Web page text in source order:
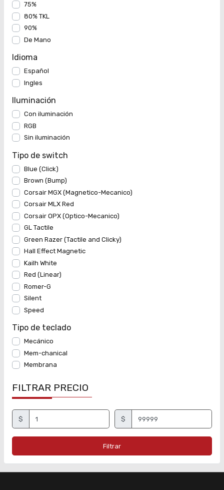
75%
80% TKL
90%
De Mano
Idioma
Español
Ingles
Iluminación
Con iluminación
RGB
Sin iluminación
Tipo de switch
Blue (Click)
Brown (Bump)
Corsair MGX (Magnetico-Mecanico)
Corsair MLX Red
Corsair OPX (Optico-Mecanico)
GL Tactile
Green Razer (Tactile and Clicky)
Hall Effect Magnetic
Kailh White
Red (Linear)
Romer-G
Silent
Speed
Tipo de teclado
Mecánico
Mem-chanical
Membrana
FILTRAR PRECIO
$ $
Filtrar